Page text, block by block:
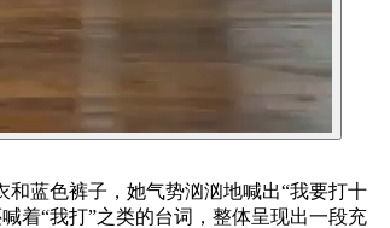
蓝色裤子，她气势汹汹地喊出“我要打十
着“我打”之类的台词，整体呈现出一段充